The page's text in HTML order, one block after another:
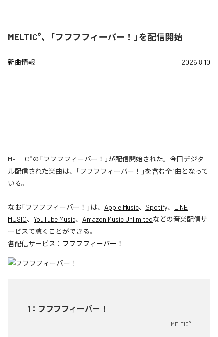
MELTIC°、「フフフフィーバー！」を配信開始
新曲情報 2026.8.10
MELTIC°の「フフフフィーバー！」が配信開始された。今回デジタ
ル配信された楽曲は、「フフフフィーバー！」を含む全1曲となって
いる。
なお「フフフフィーバー！ 」は、 Apple Music、 Spotify、 LINE
MUSIC、 YouTube Music、 Amazon Music Unlimitedなどの音楽配信サ
ービスで聴くことができる。
各配信サービス： フフフフィーバー！
1 ： フフフフィーバー！
MELTIC°